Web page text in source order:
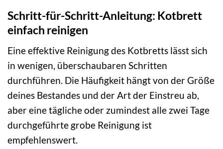
Schritt-für-Schritt-Anleitung: Kotbrett
einfach reinigen
Eine effektive Reinigung des Kotbretts lässt sich
in wenigen, überschaubaren Schritten
durchführen. Die Häufigkeit hängt von der Größe
deines Bestandes und der Art der Einstreu ab,
aber eine tägliche oder zumindest alle zwei Tage
durchgeführte grobe Reinigung ist
empfehlenswert.